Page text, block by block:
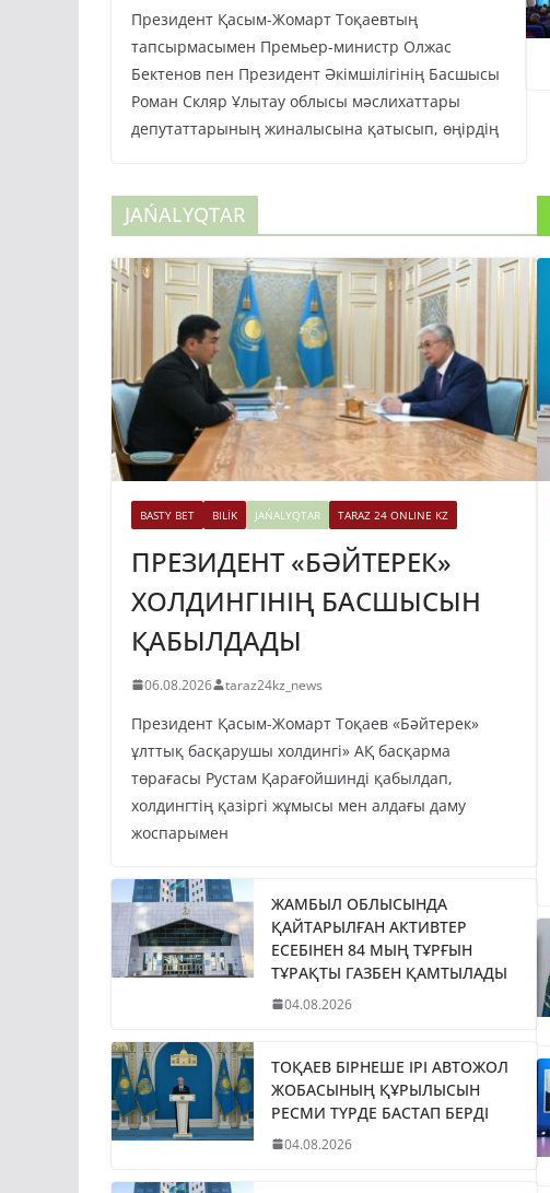
Президент Қасым-Жомарт Тоқаевтың
тапсырмасымен Премьер-министр Олжас
Бектенов пен Президент Әкімшілігінің Басшысы
Роман Скляр Ұлытау облысы мәслихаттары
депутаттарының жиналысына қатысып, өңірдің
JAŃALYQTAR
BASTY BET BILİK JAŃALYQTAR TARAZ 24 ONLINE KZ
ПРЕЗИДЕНТ «БӘЙТЕРЕК»
ХОЛДИНГІНІҢ БАСШЫСЫН
ҚАБЫЛДАДЫ
06.08.2026 taraz24kz_news
Президент Қасым-Жомарт Тоқаев «Бәйтерек»
ұлттық басқарушы холдингі» АҚ басқарма
төрағасы Рустам Қарағойшинді қабылдап,
холдингтің қазіргі жұмысы мен алдағы даму
жоспарымен
ЖАМБЫЛ ОБЛЫСЫНДА
ҚАЙТАРЫЛҒАН АКТИВТЕР
ЕСЕБІНЕН 84 МЫҢ ТҰРҒЫН
ТҰРАҚТЫ ГАЗБЕН ҚАМТЫЛАДЫ
04.08.2026
ТОҚАЕВ БІРНЕШЕ ІРІ АВТОЖОЛ
ЖОБАСЫНЫҢ ҚҰРЫЛЫСЫН
РЕСМИ ТҮРДЕ БАСТАП БЕРДІ
04.08.2026